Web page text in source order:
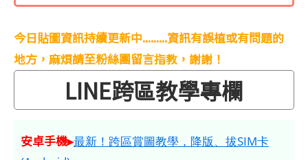
今日貼圖資訊持續更新中.........資訊有誤植或有問題的
地方，麻煩請至粉絲團留言指教，謝謝！
LINE跨區教學專欄
安卓手機▸最新！跨區賞圖教學，降版、拔SIM卡